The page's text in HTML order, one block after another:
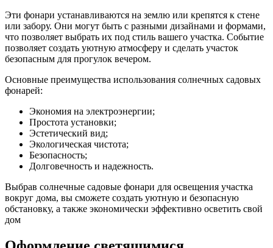
Эти фонари устанавливаются на землю или крепятся к стене
или забору. Они могут быть с разными дизайнами и формами,
что позволяет выбрать их под стиль вашего участка. Событие
позволяет создать уютную атмосферу и сделать участок
безопасным для прогулок вечером.
Основные преимущества использования солнечных садовых
фонарей:
Экономия на электроэнергии;
Простота установки;
Эстетический вид;
Экологическая чистота;
Безопасность;
Долговечность и надежность.
Выбрав солнечные садовые фонари для освещения участка
вокруг дома, вы сможете создать уютную и безопасную
обстановку, а также экономически эффективно осветить свой
дом